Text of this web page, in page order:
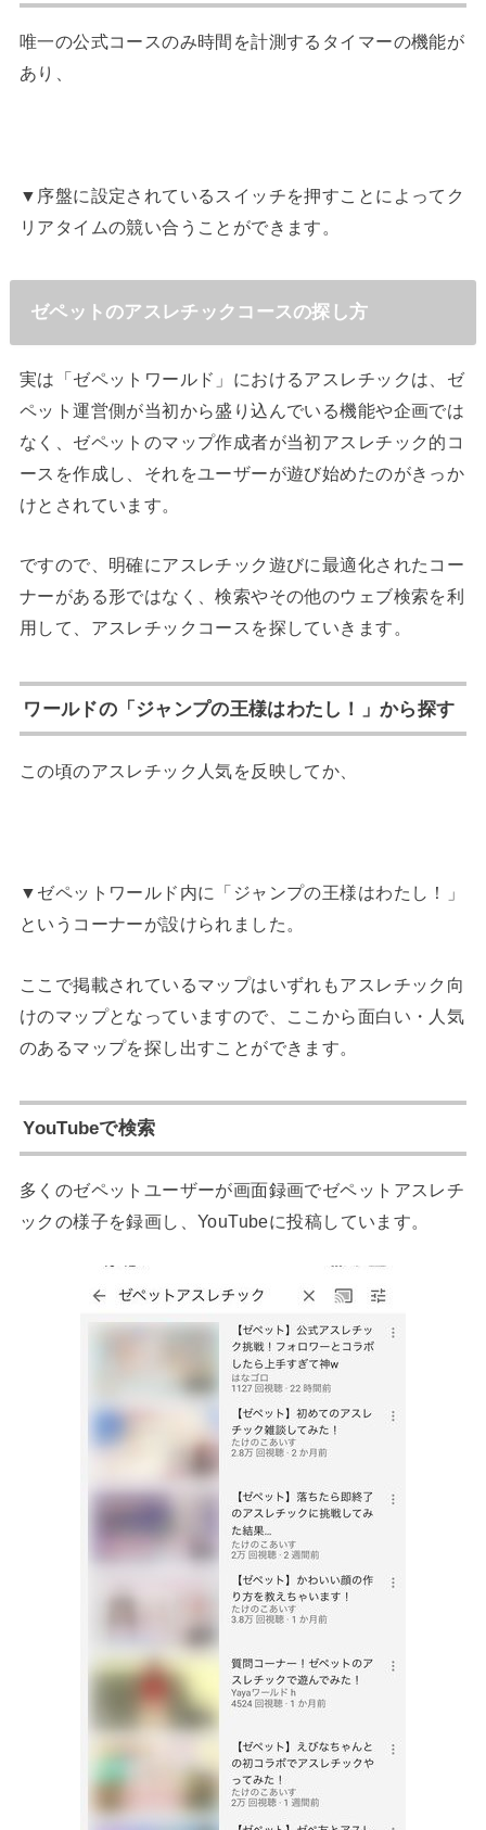
唯一の公式コースのみ時間を計測するタイマーの機能が
あり、
▼序盤に設定されているスイッチを押すことによってク
リアタイムの競い合うことができます。
ゼペットのアスレチックコースの探し方
実は「ゼペットワールド」におけるアスレチックは、ゼ
ペット運営側が当初から盛り込んでいる機能や企画では
なく、ゼペットのマップ作成者が当初アスレチック的コ
ースを作成し、それをユーザーが遊び始めたのがきっか
けとされています。
ですので、明確にアスレチック遊びに最適化されたコー
ナーがある形ではなく、検索やその他のウェブ検索を利
用して、アスレチックコースを探していきます。
ワールドの「ジャンプの王様はわたし！」から探す
この頃のアスレチック人気を反映してか、
▼ゼペットワールド内に「ジャンプの王様はわたし！」
というコーナーが設けられました。
ここで掲載されているマップはいずれもアスレチック向
けのマップとなっていますので、ここから面白い・人気
のあるマップを探し出すことができます。
YouTubeで検索
多くのゼペットユーザーが画面録画でゼペットアスレチ
ックの様子を録画し、YouTubeに投稿しています。